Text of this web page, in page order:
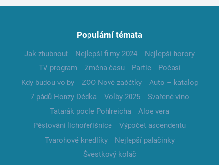
Populární témata
Jak zhubnout Nejlepší filmy 2024
Nejlepší horory
TV program
Změna času Partie
Počasí
Kdy budou volby
ZOO Nové začátky
Auto – katalog
7 pádů Honzy Dědka
Volby 2025
Svařené víno
Tatarák podle Pohlreicha
Aloe vera
Pěstování lichořeřišnice
Výpočet ascendentu
Tvarohové knedlíky
Nejlepší palačinky
Švestkový koláč